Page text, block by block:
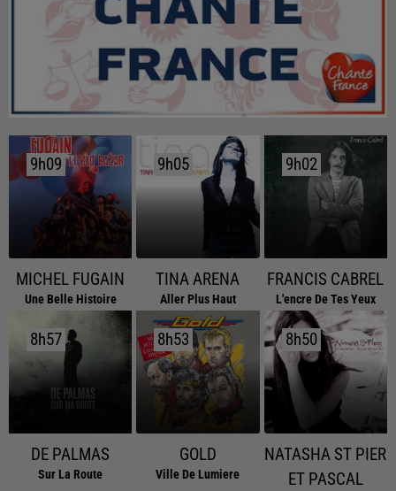
9h09
9h09
MICHEL FUGAIN
Une Belle Histoire
9h05
9h05
TINA ARENA
Aller Plus Haut
9h02
9h02
FRANCIS CABREL
L'encre De Tes Yeux
8h57
8h57
DE PALMAS
Sur La Route
8h53
8h53
GOLD
Ville De Lumiere
8h50
8h50
NATASHA ST PIER
ET PASCAL